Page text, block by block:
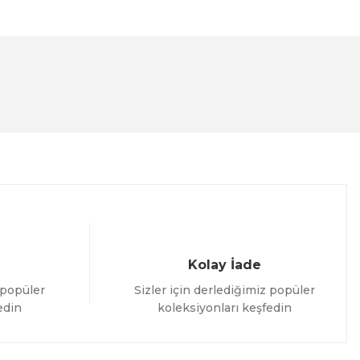
Kolay İade
Sizler için derlediğimiz popüler
koleksiyonları keşfedin